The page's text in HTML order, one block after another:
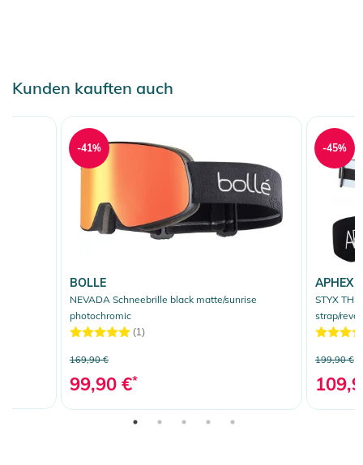
Kunden kauften auch
BOLLE
NEVADA Schneebrille black matte/sunrise
photochromic
(1)
169,90 €
99,90 €*
-41%
APHEX
STYX
strap/revo
199,90 €
-45%